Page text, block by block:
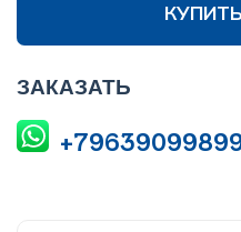
ЗАКАЗАТЬ